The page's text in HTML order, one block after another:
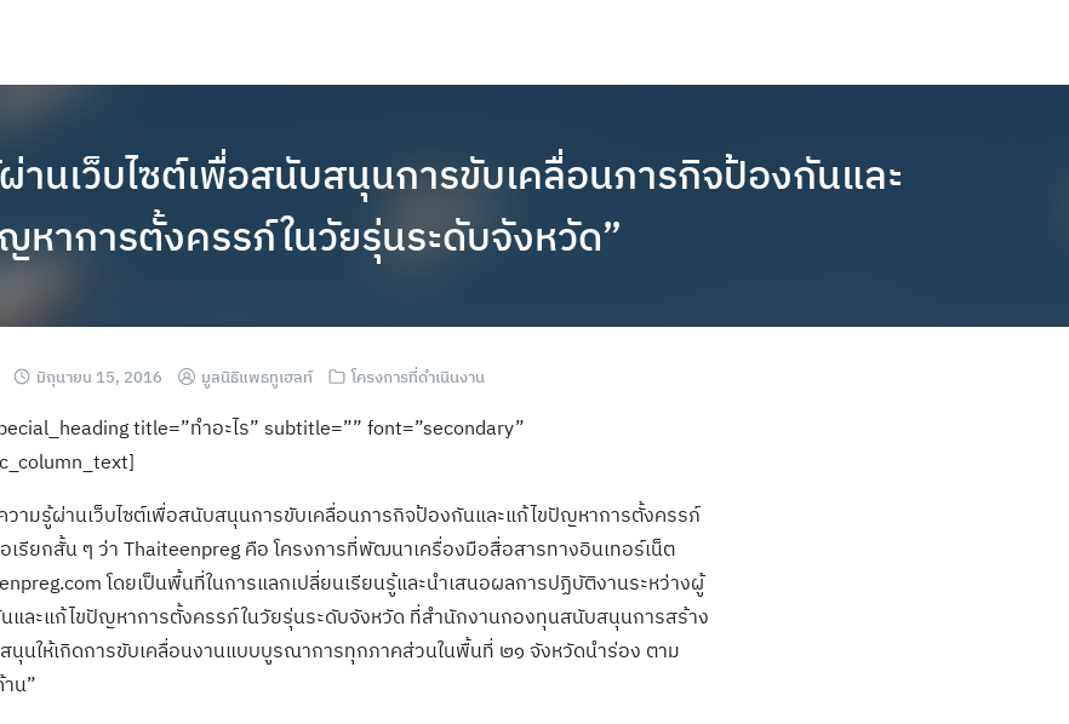
านเว็บไซต์เพื่อสนับสนุนการขับเคลื่อนภารกิจป้องกันและ
หาการตั้งครรภ์ในวัยรุ่นระดับจังหวัด”
มิถุนายน 15, 2016 มูลนิธิแพธทูเฮลท์ โครงการที่ดำเนินงาน
title=”ทำอะไร” subtitle=”” font=”secondary”
รู้ผ่านเว็บไซต์เพื่อสนับสนุนการขับเคลื่อนภารกิจป้องกันและแก้ไขปัญหาการตั้งครรภ์
เรียกสั้น ๆ ว่า Thaiteenpreg คือ โครงการที่พัฒนาเครื่องมือสื่อสารทางอินเทอร์เน็ต
โดยเป็นพื้นที่ในการแลกเปลี่ยนเรียนรู้และนำเสนอผลการปฏิบัติงานระหว่างผู้
และแก้ไขปัญหาการตั้งครรภ์ในวัยรุ่นระดับจังหวัด ที่สำนักงานกองทุนสนับสนุนการสร้าง
นุนให้เกิดการขับเคลื่อนงานแบบบูรณาการทุกภาคส่วนในพื้นที่ ๒๑ จังหวัดนำร่อง ตาม
น”